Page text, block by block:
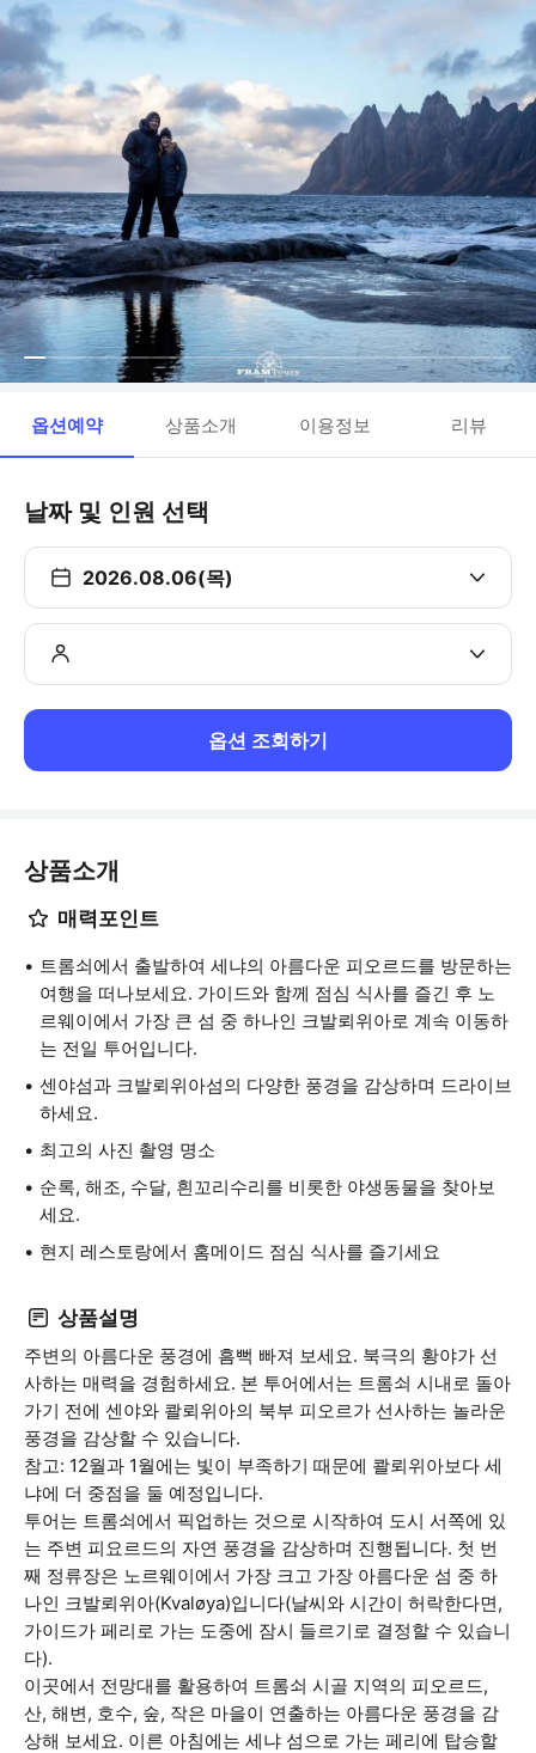
옵션예약 상품소개 이용정보 리뷰
날짜 및 인원 선택
2026.08.06(목)
옵션 조회하기
상품소개
매력포인트
트롬쇠에서 출발하여 세냐의 아름다운 피오르드를 방문하는
여행을 떠나보세요. 가이드와 함께 점심 식사를 즐긴 후 노
르웨이에서 가장 큰 섬 중 하나인 크발뢰위아로 계속 이동하
는 전일 투어입니다.
센야섬과 크발뢰위아섬의 다양한 풍경을 감상하며 드라이브
하세요.
최고의 사진 촬영 명소
순록, 해조, 수달, 흰꼬리수리를 비롯한 야생동물을 찾아보
세요.
현지 레스토랑에서 홈메이드 점심 식사를 즐기세요
상품설명
주변의 아름다운 풍경에 흠뻑 빠져 보세요. 북극의 황야가 선
사하는 매력을 경험하세요. 본 투어에서는 트롬쇠 시내로 돌아
가기 전에 센야와 콸뢰위아의 북부 피오르가 선사하는 놀라운
풍경을 감상할 수 있습니다.
참고: 12월과 1월에는 빛이 부족하기 때문에 콸뢰위아보다 세
냐에 더 중점을 둘 예정입니다.
투어는 트롬쇠에서 픽업하는 것으로 시작하여 도시 서쪽에 있
는 주변 피요르드의 자연 풍경을 감상하며 진행됩니다. 첫 번
째 정류장은 노르웨이에서 가장 크고 가장 아름다운 섬 중 하
나인 크발뢰위아(Kvaløya)입니다(날씨와 시간이 허락한다면,
가이드가 페리로 가는 도중에 잠시 들르기로 결정할 수 있습니
다).
이곳에서 전망대를 활용하여 트롬쇠 시골 지역의 피오르드,
산, 해변, 호수, 숲, 작은 마을이 연출하는 아름다운 풍경을 감
상해 보세요. 이른 아침에는 세냐 섬으로 가는 페리에 탑승할